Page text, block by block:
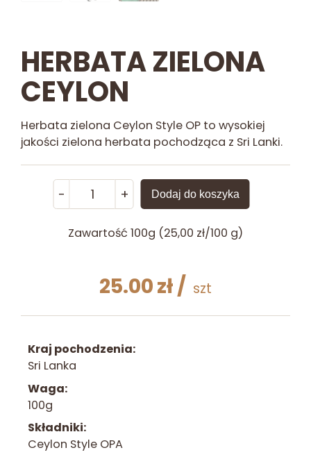
HERBATA ZIELONA
CEYLON
Herbata zielona Ceylon Style OP to wysokiej
jakości zielona herbata pochodząca z Sri Lanki.
-
ilość
Herbata
Zielona
+ Dodaj do koszyka
Zawartość 100g (25,00 zł/100 g)
25.00zł
Kraj pochodzenia
Sri Lanka
Waga
100g
Składniki
Ceylon Style OPA